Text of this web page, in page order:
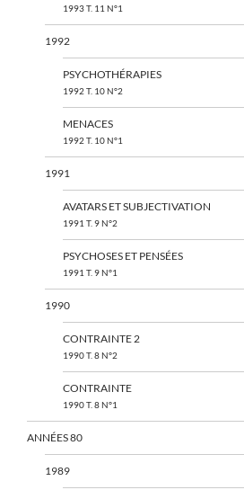
1993 T. 11 N°1
1992
PSYCHOTHÉRAPIES
1992 T. 10 N°2
MENACES
1992 T. 10 N°1
1991
AVATARS ET SUBJECTIVATION
1991 T. 9 N°2
PSYCHOSES ET PENSÉES
1991 T. 9 N°1
1990
CONTRAINTE 2
1990 T. 8 N°2
CONTRAINTE
1990 T. 8 N°1
ANNÉES 80
1989